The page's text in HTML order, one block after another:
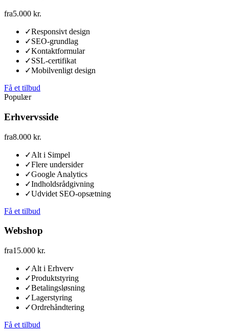
fra5.000 kr.
✓Responsivt design
✓SEO-grundlag
✓Kontaktformular
✓SSL-certifikat
✓Mobilvenligt design
Få et tilbud
Populær
Erhvervsside
fra8.000 kr.
✓Alt i Simpel
✓Flere undersider
✓Google Analytics
✓Indholdsrådgivning
✓Udvidet SEO-opsætning
Få et tilbud
Webshop
fra15.000 kr.
✓Alt i Erhverv
✓Produktstyring
✓Betalingsløsning
✓Lagerstyring
✓Ordrehåndtering
Få et tilbud